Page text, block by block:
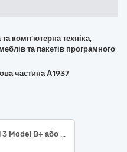
та комп’ютерна техніка,
та пакетів програмного
частина А1937
Мікрокомп'ютер Raspberry Pi 3 Model B+ або еквівалент